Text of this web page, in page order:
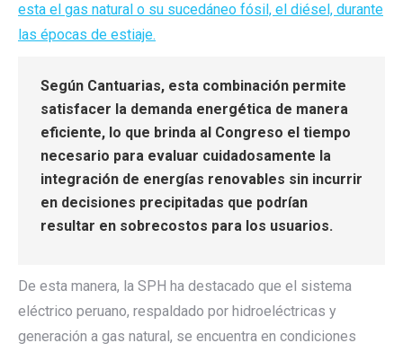
esta el gas natural o su sucedáneo fósil, el diésel, durante
las épocas de estiaje.
Según Cantuarias, esta combinación permite
satisfacer la demanda energética de manera
eficiente, lo que brinda al Congreso el tiempo
necesario para evaluar cuidadosamente la
integración de energías renovables sin incurrir
en decisiones precipitadas que podrían
resultar en sobrecostos para los usuarios.
De esta manera, la SPH ha destacado que el sistema
eléctrico peruano, respaldado por hidroeléctricas y
generación a gas natural, se encuentra en condiciones